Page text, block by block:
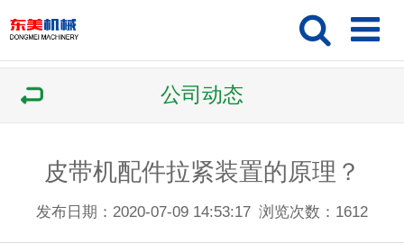
公司动态
皮带机配件拉紧装置的原理？
发布日期：2020-07-09 14:53:17 浏览次数： 1612